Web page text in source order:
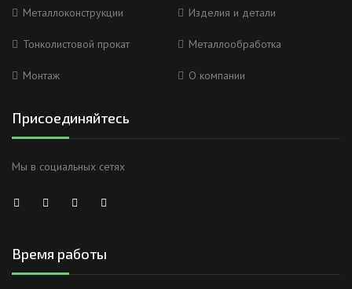
Металлоконструкции Изделия и детали
Тонколистовой прокат Металлообработка
Монтаж О компании
Присоединяйтесь
Мы в социальных сетях
Время работы